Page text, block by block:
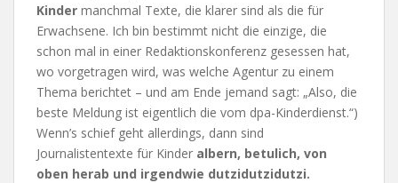
Kinder manchmal Texte, die klarer sind als die für
Erwachsene. Ich bin bestimmt nicht die einzige, die
schon mal in einer Redaktionskonferenz gesessen hat,
wo vorgetragen wird, was welche Agentur zu einem
Thema berichtet – und am Ende jemand sagt: „Also, die
beste Meldung ist eigentlich die vom dpa-Kinderdienst.“)
Wenn’s schief geht allerdings, dann sind
Journalistentexte für Kinder albern, betulich, von
oben herab und irgendwie dutzidutzidutzi.